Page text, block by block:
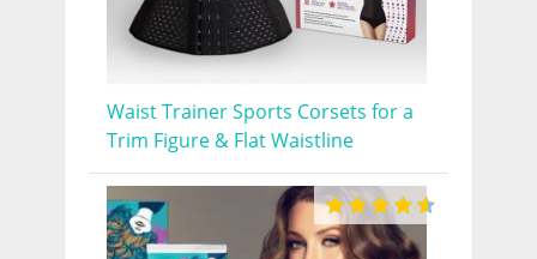
Waist Trainer Sports Corsets for a
Trim Figure & Flat Waistline